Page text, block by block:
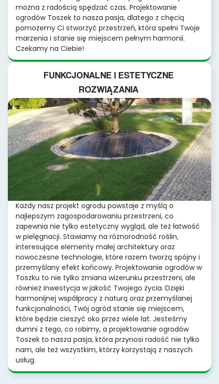
można z radością spędzać czas. Projektowanie
ogrodów Toszek to nasza pasja, dlatego z chęcią
pomożemy Ci stworzyć przestrzeń, która spełni Twoje
marzenia i stanie się miejscem pełnym harmonii.
Czekamy na Ciebie!
FUNKCJONALNE I ESTETYCZNE
ROZWIĄZANIA
Każdy nasz projekt ogrodu powstaje z myślą o
najlepszym zagospodarowaniu przestrzeni, co
zapewnia nie tylko estetyczny wygląd, ale też łatwość
w pielęgnacji. Stawiamy na różnorodność roślin,
interesujące elementy małej architektury oraz
nowoczesne technologie, które razem tworzą spójny i
przemyślany efekt końcowy. Projektowanie ogrodów w
Toszku to nie tylko zmiana wizerunku przestrzeni, ale
również inwestycja w jakość Twojego życia. Dzięki
harmonijnej współpracy z naturą oraz przemyślanej
funkcjonalności, Twój ogród stanie się miejscem,
które będzie cieszyć oko przez wiele lat. Jesteśmy
dumni z tego, co robimy, a projektowanie ogrodów
Toszek to nasza pasja, która przynosi radość nie tylko
nam, ale też wszystkim, którzy korzystają z naszych
usług.